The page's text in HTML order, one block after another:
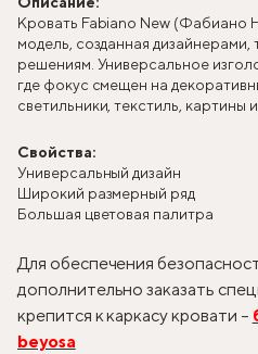
Кровать Fabiano New (Фабиано
модель, созданная
решениям. Универсальное
где фокус смещен на
светильники, текстиль, картины
Свойства:
Универсальный дизайн
Широкий размерный ряд
Большая цветовая палитра
Для обеспечения
дополнительно заказать
крепится к каркасу кровати –
beyosa